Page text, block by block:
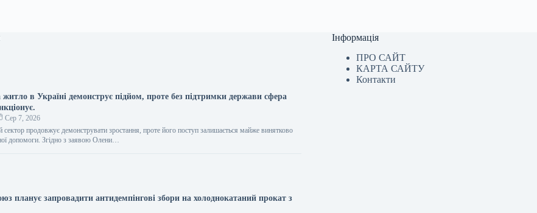
в Україні демонструє підйом, проте без підтримки держави сфера
Сер 7, 2026
сектор продовжує демонструвати зростання, проте його поступ залишається майже винятково
допомоги. Згідно з заявою Олени…
планує запровадити антидемпінгові збори на холоднокатаний прокат з
Інформація
ПРО САЙТ
КАРТА САЙТУ
Контакти